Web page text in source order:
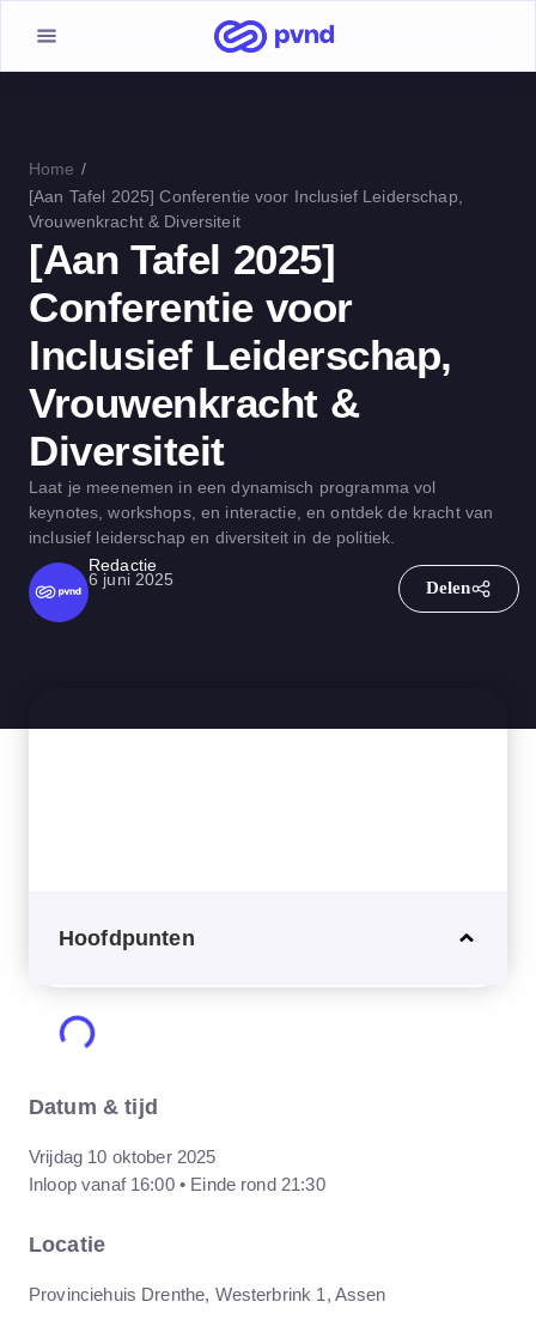
Home /
[Aan Tafel 2025] Conferentie voor Inclusief Leiderschap,
Vrouwenkracht & Diversiteit
[Aan Tafel 2025]
Conferentie voor
Inclusief Leiderschap,
Vrouwenkracht &
Diversiteit
Laat je meenemen in een dynamisch programma vol
keynotes, workshops, en interactie, en ontdek de kracht van
inclusief leiderschap en diversiteit in de politiek.
Redactie
6 juni 2025
Hoofdpunten
Datum & tijd
Vrijdag 10 oktober 2025
Inloop vanaf 16:00 • Einde rond 21:30
Locatie
Provinciehuis Drenthe, Westerbrink 1, Assen